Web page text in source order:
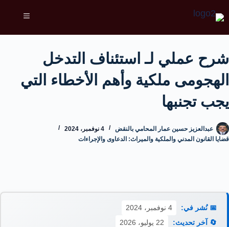
شرح عملي لـ استئناف التدخل
الهجومى ملكية وأهم الأخطاء التي
يجب تجنبها
عبدالعزيز حسين عمار المحامي بالنقض
4 نوفمبر، 2024
قضايا القانون المدني والملكية والميراث: الدعاوى والإجراءات
📅 نُشر في:
4 نوفمبر، 2024
🔄 آخر تحديث:
22 يوليو، 2026